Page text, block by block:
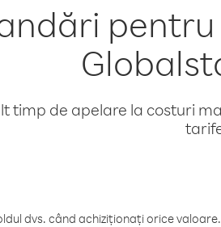
timp de apelare la costuri
dvs. când achiziționați orice